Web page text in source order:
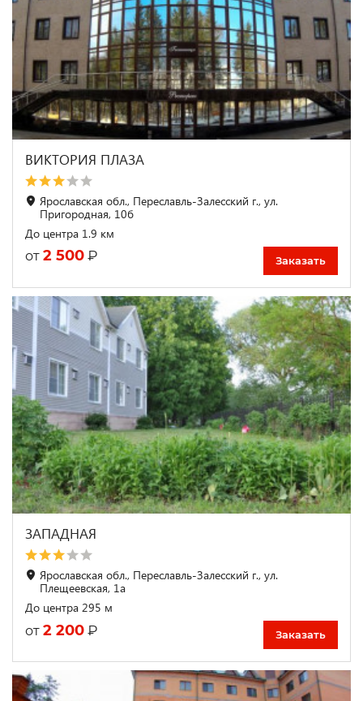
ВИКТОРИЯ ПЛАЗА
Ярославская обл., Переславль-Залесский г., ул.
Пригородная, 10б
До центра 1.9 км
от 2 500 ₽ Заказать
ЗАПАДНАЯ
Ярославская обл., Переславль-Залесский г., ул.
Плещеевская, 1а
До центра 295 м
от 2 200 ₽ Заказать